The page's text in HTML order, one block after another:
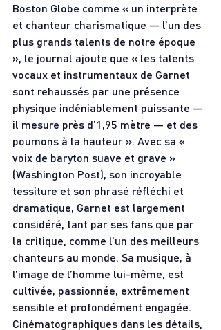
Boston Globe comme « un interprète
et chanteur charismatique — l’un des
plus grands talents de notre époque
», le journal ajoute que « les talents
vocaux et instrumentaux de Garnet
sont rehaussés par une présence
physique indéniablement puissante —
il mesure près d’1,95 mètre — et des
poumons à la hauteur ». Avec sa «
voix de baryton suave et grave »
(Washington Post), son incroyable
tessiture et son phrasé réfléchi et
dramatique, Garnet est largement
considéré, tant par ses fans que par
la critique, comme l’un des meilleurs
chanteurs au monde. Sa musique, à
l’image de l’homme lui-même, est
cultivée, passionnée, extrêmement
sensible et profondément engagée.
Cinématographiques dans les détails,